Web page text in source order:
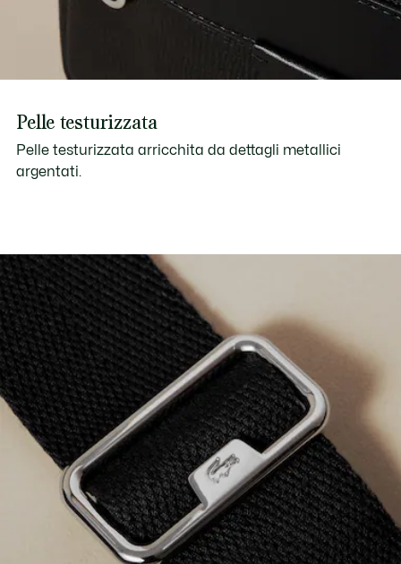
Pelle testurizzata
Pelle testurizzata arricchita da dettagli metallici
argentati.